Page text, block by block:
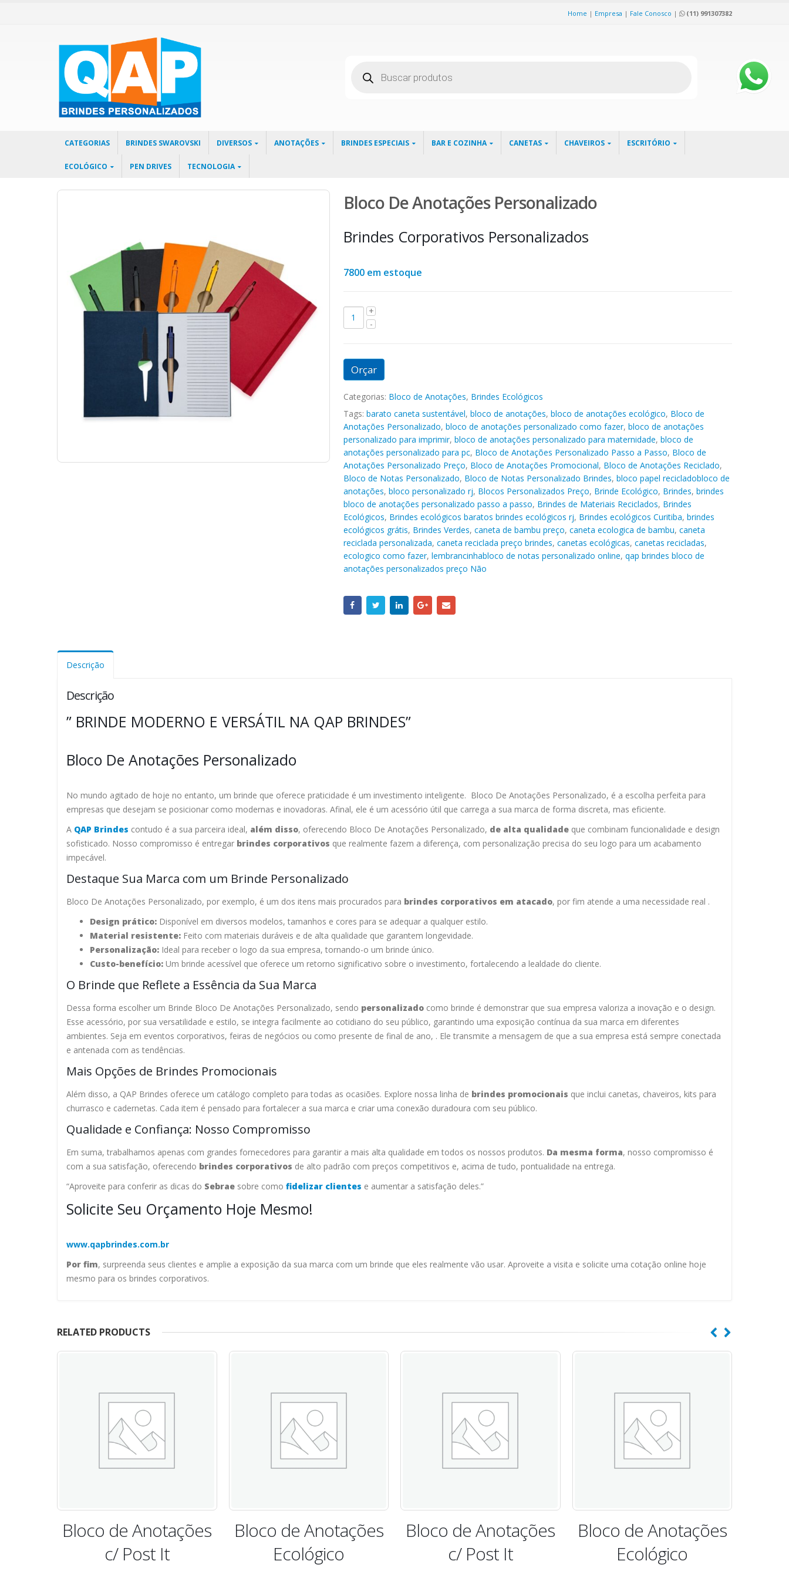
Home | Empresa | Fale Conosco | (11) 991307382
produtos
CATEGORIAS BRINDES SWAROVSKI DIVERSOS ANOTAÇÕES BRINDES ESPECIAIS BAR E COZINHA CANETAS CHAVEIROS ESCRITÓRIO
ECOLÓGICO PEN DRIVES TECNOLOGIA
Bloco De Anotações Personalizado
Brindes Corporativos Personalizados
7800 em estoque
Orçar
Categorias: Bloco de Anotações, Brindes Ecológicos
Tags: barato caneta sustentável, bloco de anotações, bloco de anotações ecológico, Bloco de
Anotações Personalizado, bloco de anotações personalizado como fazer, bloco de anotações
personalizado para imprimir, bloco de anotações personalizado para maternidade, bloco de
anotações personalizado para pc, Bloco de Anotações Personalizado Passo a Passo, Bloco de
Anotações Personalizado Preço, Bloco de Anotações Promocional, Bloco de Anotações Reciclado,
Bloco de Notas Personalizado, Bloco de Notas Personalizado Brindes, bloco papel recicladobloco de
anotações, bloco personalizado rj, Blocos Personalizados Preço, Brinde Ecológico, Brindes, brindes
bloco de anotações personalizado passo a passo, Brindes de Materiais Reciclados, Brindes
Ecológicos, Brindes ecológicos baratos brindes ecológicos rj, Brindes ecológicos Curitiba, brindes
ecológicos grátis, Brindes Verdes, caneta de bambu preço, caneta ecologica de bambu, caneta
reciclada personalizada, caneta reciclada preço brindes, canetas ecológicas, canetas recicladas,
ecologico como fazer, lembrancinhabloco de notas personalizado online, qap brindes bloco de
anotações personalizados preço Não
Descrição
Descrição
” BRINDE MODERNO E VERSÁTIL NA QAP BRINDES”
Bloco De Anotações Personalizado
No mundo agitado de hoje no entanto, um brinde que oferece praticidade é um investimento inteligente. Bloco De Anotações Personalizado, é a escolha perfeita para
empresas que desejam se posicionar como modernas e inovadoras. Afinal, ele é um acessório útil que carrega a sua marca de forma discreta, mas eficiente.
A QAP Brindes contudo é a sua parceira ideal, além disso, oferecendo Bloco De Anotações Personalizado, de alta qualidade que combinam funcionalidade e design
sofisticado. Nosso compromisso é entregar brindes corporativos que realmente fazem a diferença, com personalização precisa do seu logo para um acabamento
impecável.
Destaque Sua Marca com um Brinde Personalizado
Bloco De Anotações Personalizado, por exemplo, é um dos itens mais procurados para brindes corporativos em atacado, por fim atende a uma necessidade real .
Design prático: Disponível em diversos modelos, tamanhos e cores para se adequar a qualquer estilo.
Material resistente: Feito com materiais duráveis e de alta qualidade que garantem longevidade.
Personalização: Ideal para receber o logo da sua empresa, tornando-o um brinde único.
Custo-benefício: Um brinde acessível que oferece um retorno significativo sobre o investimento, fortalecendo a lealdade do cliente.
O Brinde que Reflete a Essência da Sua Marca
Dessa forma escolher um Brinde Bloco De Anotações Personalizado, sendo personalizado como brinde é demonstrar que sua empresa valoriza a inovação e o design.
Esse acessório, por sua versatilidade e estilo, se integra facilmente ao cotidiano do seu público, garantindo uma exposição contínua da sua marca em diferentes
ambientes. Seja em eventos corporativos, feiras de negócios ou como presente de final de ano, . Ele transmite a mensagem de que a sua empresa está sempre conectada
e antenada com as tendências.
Mais Opções de Brindes Promocionais
Além disso, a QAP Brindes oferece um catálogo completo para todas as ocasiões. Explore nossa linha de brindes promocionais que inclui canetas, chaveiros, kits para
churrasco e cadernetas. Cada item é pensado para fortalecer a sua marca e criar uma conexão duradoura com seu público.
Qualidade e Confiança: Nosso Compromisso
Em suma, trabalhamos apenas com grandes fornecedores para garantir a mais alta qualidade em todos os nossos produtos. Da mesma forma, nosso compromisso é
com a sua satisfação, oferecendo brindes corporativos de alto padrão com preços competitivos e, acima de tudo, pontualidade na entrega.
“Aproveite para conferir as dicas do Sebrae sobre como fidelizar clientes e aumentar a satisfação deles.”
Solicite Seu Orçamento Hoje Mesmo!
www.qapbrindes.com.br
Por fim, surpreenda seus clientes e amplie a exposição da sua marca com um brinde que eles realmente vão usar. Aproveite a visita e solicite uma cotação online hoje
mesmo para os brindes corporativos.
RELATED PRODUCTS
Bloco de Anotações
Ecológico
Bloco de Anotações
c/ Post It
Bloco de Anotações
Ecológico
Bloco de Anotações
+ Caneta